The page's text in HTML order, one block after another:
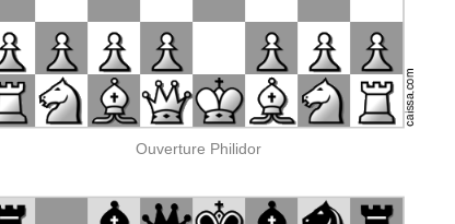
Ouverture Philidor